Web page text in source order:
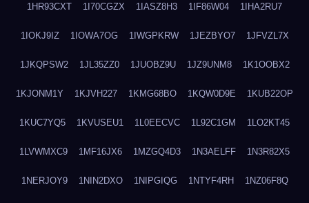
1HR93CXT 1I70CGZX 1IASZ8H3 1IF86W04 1IHA2RU7
1IOKJ9IZ 1IOWA7OG 1IWGPKRW 1JEZBYO7 1JFVZL7X
1JKQPSW2 1JL35ZZ0 1JUOBZ9U 1JZ9UNM8 1K1OOBX2
1KJONM1Y 1KJVH227 1KMG68BO 1KQW0D9E 1KUB22OP
1KUC7YQ5 1KVUSEU1 1L0EECVC 1L92C1GM 1LO2KT45
1LVWMXC9 1MF16JX6 1MZGQ4D3 1N3AELFF 1N3R82X5
1NERJOY9 1NIN2DXO 1NIPGIQG 1NTYF4RH 1NZ06F8Q